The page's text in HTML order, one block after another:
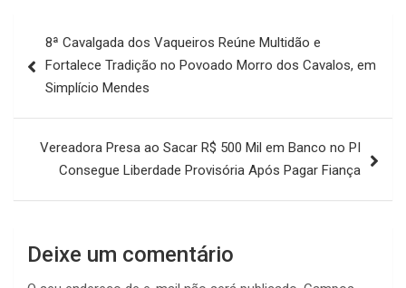
de
Post
8ª Cavalgada dos Vaqueiros Reúne Multidão e
Fortalece Tradição no Povoado Morro dos Cavalos, em
Simplício Mendes
Vereadora Presa ao Sacar R$ 500 Mil em Banco no PI
Consegue Liberdade Provisória Após Pagar Fiança
Deixe um comentário